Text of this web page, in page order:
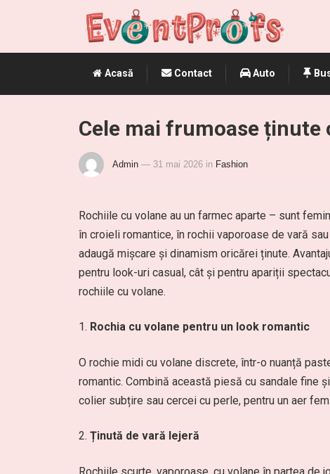
Acasă Contact Auto
Cele mai frumoase ținute
Admin — 31 mai 2026 in Fashion
Rochiile cu volane au un farmec aparte – sunt
în croieli romantice, în rochii vaporoase de vară
adaugă mișcare și dinamism oricărei ținute.
pentru look-uri casual, cât și pentru apariții
rochiile cu volane.
Rochia cu volane pentru un look romantic
O rochie midi cu volane discrete, într-o nuanță
romantic. Combină această piesă cu sandale fine
colier subțire sau cercei cu perle, pentru un aer
Ținută de vară lejeră